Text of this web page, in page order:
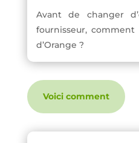
Avant de changer
fournisseur,
d’Orange ?
Voici comment